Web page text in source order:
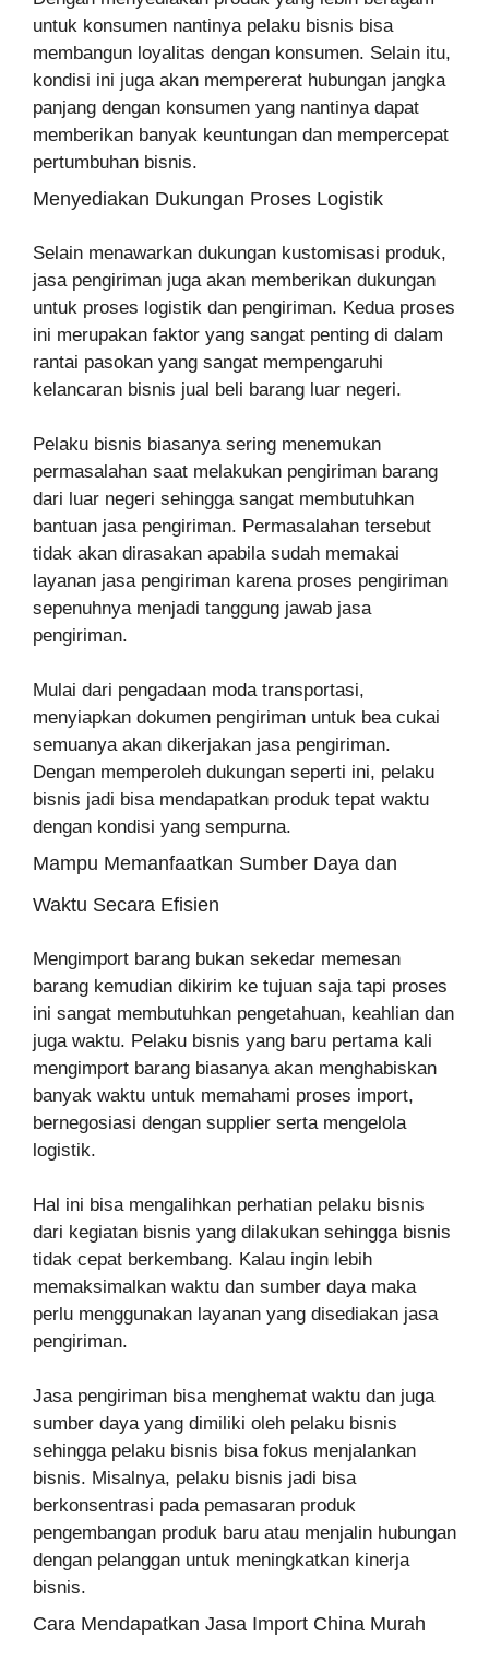
untuk konsumen nantinya pelaku bisnis bisa
membangun loyalitas dengan konsumen. Selain itu,
kondisi ini juga akan mempererat hubungan jangka
panjang dengan konsumen yang nantinya dapat
memberikan banyak keuntungan dan mempercepat
pertumbuhan bisnis.
Menyediakan Dukungan Proses Logistik
Selain menawarkan dukungan kustomisasi produk,
jasa pengiriman juga akan memberikan dukungan
untuk proses logistik dan pengiriman. Kedua proses
ini merupakan faktor yang sangat penting di dalam
rantai pasokan yang sangat mempengaruhi
kelancaran bisnis jual beli barang luar negeri.
Pelaku bisnis biasanya sering menemukan
permasalahan saat melakukan pengiriman barang
dari luar negeri sehingga sangat membutuhkan
bantuan jasa pengiriman. Permasalahan tersebut
tidak akan dirasakan apabila sudah memakai
layanan jasa pengiriman karena proses pengiriman
sepenuhnya menjadi tanggung jawab jasa
pengiriman.
Mulai dari pengadaan moda transportasi,
menyiapkan dokumen pengiriman untuk bea cukai
semuanya akan dikerjakan jasa pengiriman.
Dengan memperoleh dukungan seperti ini, pelaku
bisnis jadi bisa mendapatkan produk tepat waktu
dengan kondisi yang sempurna.
Mampu Memanfaatkan Sumber Daya dan
Waktu Secara Efisien
Mengimport barang bukan sekedar memesan
barang kemudian dikirim ke tujuan saja tapi proses
ini sangat membutuhkan pengetahuan, keahlian dan
juga waktu. Pelaku bisnis yang baru pertama kali
mengimport barang biasanya akan menghabiskan
banyak waktu untuk memahami proses import,
bernegosiasi dengan supplier serta mengelola
logistik.
Hal ini bisa mengalihkan perhatian pelaku bisnis
dari kegiatan bisnis yang dilakukan sehingga bisnis
tidak cepat berkembang. Kalau ingin lebih
memaksimalkan waktu dan sumber daya maka
perlu menggunakan layanan yang disediakan jasa
pengiriman.
Jasa pengiriman bisa menghemat waktu dan juga
sumber daya yang dimiliki oleh pelaku bisnis
sehingga pelaku bisnis bisa fokus menjalankan
bisnis. Misalnya, pelaku bisnis jadi bisa
berkonsentrasi pada pemasaran produk
pengembangan produk baru atau menjalin hubungan
dengan pelanggan untuk meningkatkan kinerja
bisnis.
Cara Mendapatkan Jasa Import China Murah